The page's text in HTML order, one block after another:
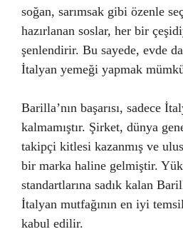
soğan, sarımsak gibi özenle
hazırlanan soslar, her bir
şenlendirir. Bu sayede, evde
İtalyan yemeği yapmak
Barilla’nın başarısı, sadece
kalmamıştır. Şirket, dünya
takipçi kitlesi kazanmış ve
bir marka haline gelmiştir.
standartlarına sadık kalan
İtalyan mutfağının en iyi
kabul edilir.